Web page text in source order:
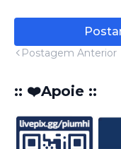
Postagem Anterior
:: ❤️Apoie ::